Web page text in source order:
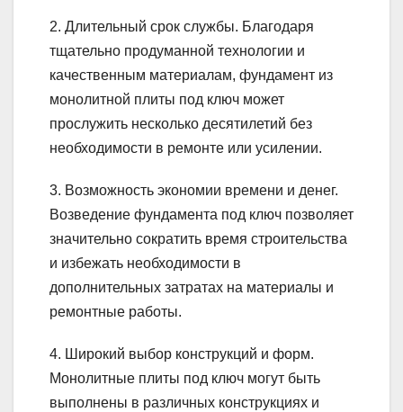
2. Длительный срок службы. Благодаря
тщательно продуманной технологии и
качественным материалам, фундамент из
монолитной плиты под ключ может
прослужить несколько десятилетий без
необходимости в ремонте или усилении.
3. Возможность экономии времени и денег.
Возведение фундамента под ключ позволяет
значительно сократить время строительства
и избежать необходимости в
дополнительных затратах на материалы и
ремонтные работы.
4. Широкий выбор конструкций и форм.
Монолитные плиты под ключ могут быть
выполнены в различных конструкциях и